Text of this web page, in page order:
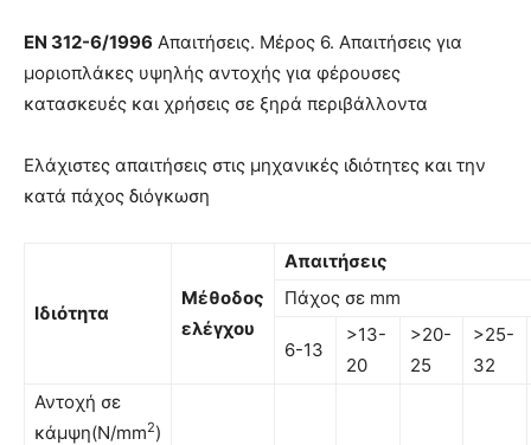
EN 312-6/1996 Απαιτήσεις. Μέρος 6. Απαιτήσεις για
µοριοπλάκες υψηλής αντοχής για φέρουσες
κατασκευές και χρήσεις σε ξηρά περιβάλλοντα
Ελάχιστες απαιτήσεις στις μηχανικές ιδιότητες και την
κατά πάχος διόγκωση
Ιδιότητα
Μέθοδος
ελέγχου
Απαιτήσεις
Πάχος σε mm
6-13
>13-
20
>20-
25
>25-
32
Αντοχή σε
κάμψη(N/mm2)